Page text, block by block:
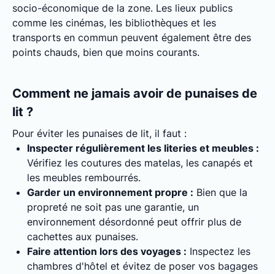
socio-économique de la zone. Les lieux publics
comme les cinémas, les bibliothèques et les
transports en commun peuvent également être des
points chauds, bien que moins courants.
Comment ne jamais avoir de punaises de
lit ?
Pour éviter les punaises de lit, il faut :
Inspecter régulièrement les literies et meubles :
Vérifiez les coutures des matelas, les canapés et
les meubles rembourrés.
Garder un environnement propre : Bien que la
propreté ne soit pas une garantie, un
environnement désordonné peut offrir plus de
cachettes aux punaises.
Faire attention lors des voyages : Inspectez les
chambres d'hôtel et évitez de poser vos bagages